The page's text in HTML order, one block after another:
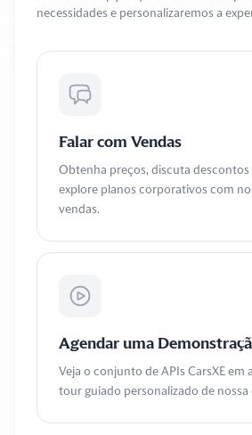
necessidades e personalizaremos a
Falar com Vendas
Obtenha preços, discuta
explore planos corporativos com
vendas.
Agendar uma
Veja o conjunto de APIs CarsXE em
tour guiado personalizado de nossa